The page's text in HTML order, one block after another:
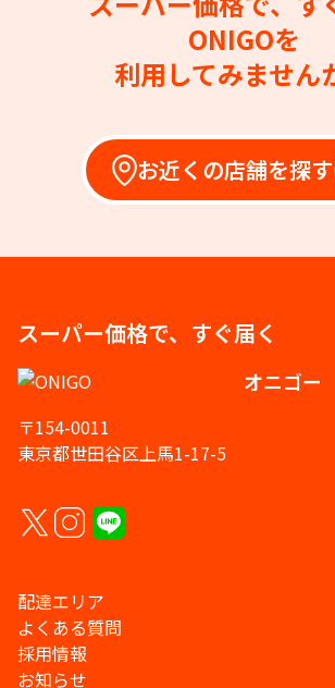
ONIGOを
利用してみません
お近くの店舗を探す
スーパー価格で、すぐ届く
オニゴー
〒154-0011
東京都世田谷区上馬1-17-5
配達エリア
よくある質問
採用情報
お知らせ